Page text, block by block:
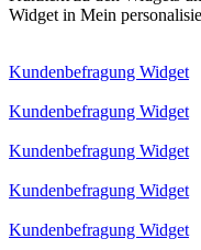
Widget in Mein
Kundenbefragung Widget
Kundenbefragung Widget
Kundenbefragung Widget
Kundenbefragung Widget
Kundenbefragung Widget